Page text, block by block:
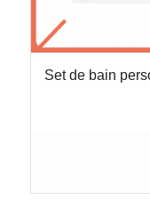
Set de bain